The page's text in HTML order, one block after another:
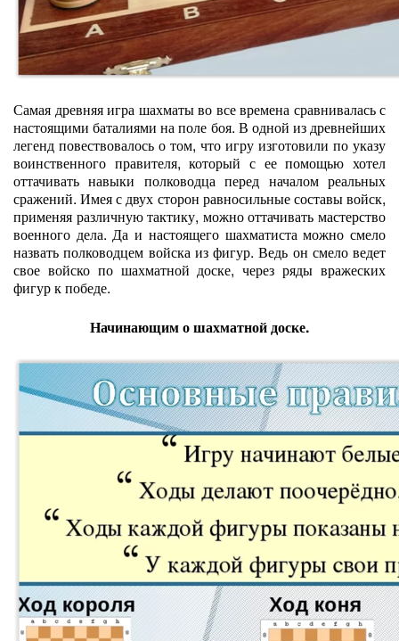
Самая древняя игра шахматы во все времена сравнивалась с
настоящими баталиями на поле боя. В одной из древнейших
легенд повествовалось о том, что игру изготовили по указу
воинственного правителя, который с ее помощью хотел
оттачивать навыки полководца перед началом реальных
сражений. Имея с двух сторон равносильные составы войск,
применяя различную тактику, можно оттачивать мастерство
военного дела. Да и настоящего шахматиста можно смело
назвать полководцем войска из фигур. Ведь он смело ведет
свое войско по шахматной доске, через ряды вражеских
фигур к победе.
Начинающим о шахматной доске.